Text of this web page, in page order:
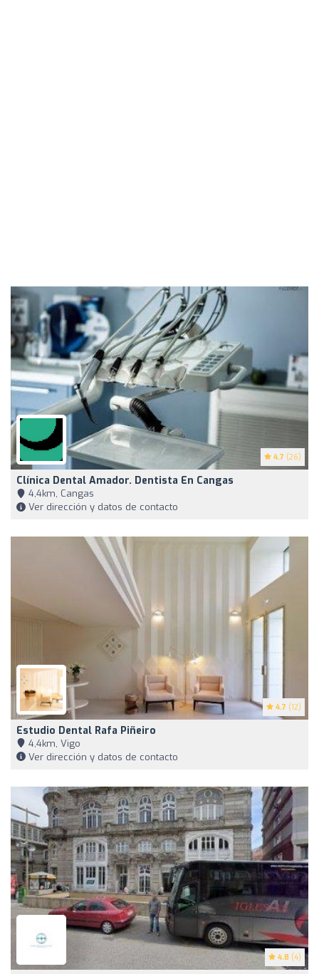
4.7 (26)
Clínica Dental Amador. Dentista En Cangas
4,4km, Cangas
Ver dirección y datos de contacto
4.7 (12)
Estudio Dental Rafa Piñeiro
4,4km, Vigo
Ver dirección y datos de contacto
4.8 (4)